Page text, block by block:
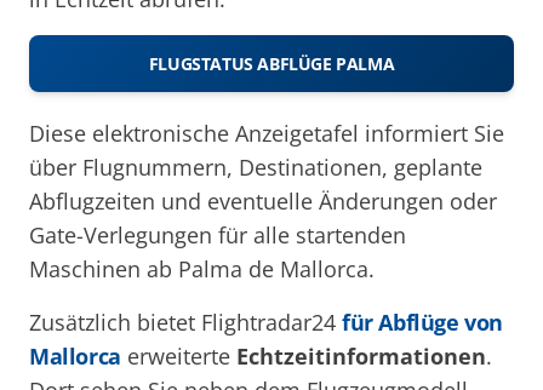
FLUGSTATUS ABFLÜGE PALMA
Diese elektronische Anzeigetafel informiert Sie
über Flugnummern, Destinationen, geplante
Abflugzeiten und eventuelle Änderungen oder
Gate-Verlegungen für alle startenden
Maschinen ab Palma de Mallorca.
Zusätzlich bietet Flightradar24 für Abflüge von
Mallorca erweiterte Echtzeitinformationen.